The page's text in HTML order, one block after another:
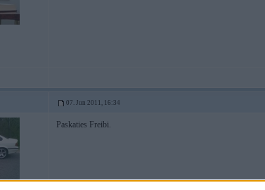
07. Jun 2011, 16:34
Paskaties Freibi.